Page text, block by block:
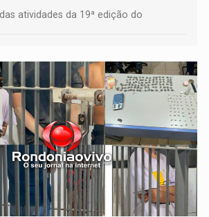
atividades da 19ª edição do